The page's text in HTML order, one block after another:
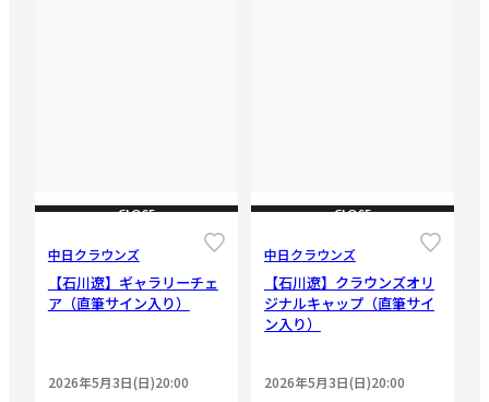
CLOSE
中日クラウンズ
【石川遼】ギャラリーチェ
ア（直筆サイン入り）
2026年5月3日(日)20:00
CLOSE
中日クラウンズ
【石川遼】クラウンズオリ
ジナルキャップ（直筆サイ
ン入り）
2026年5月3日(日)20:00